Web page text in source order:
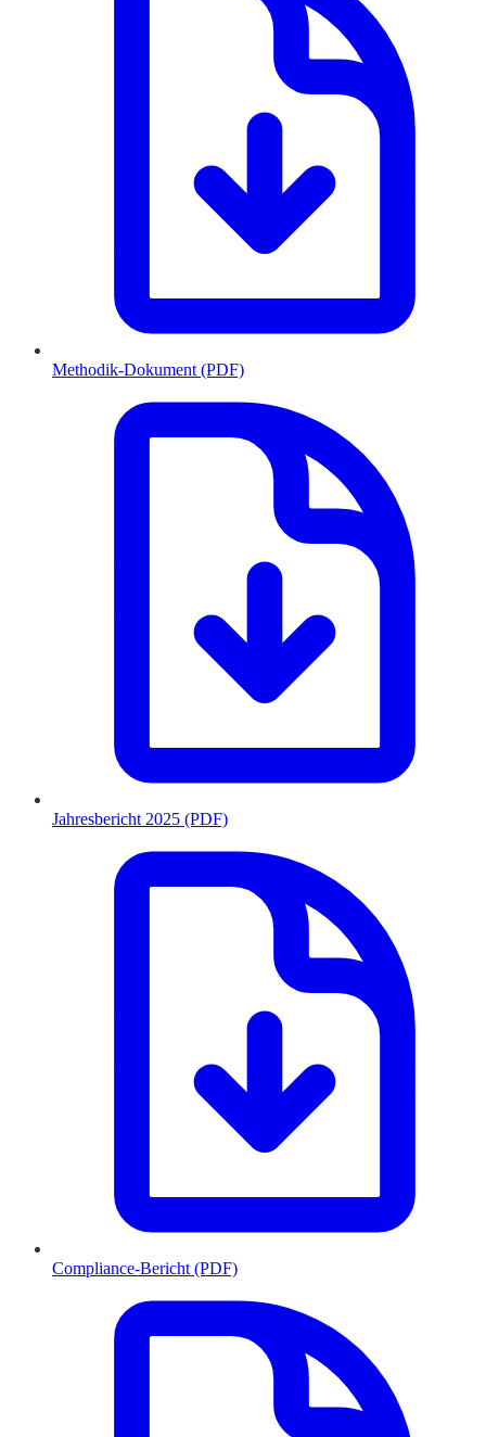
Methodik-Dokument (PDF)
Jahresbericht 2025 (PDF)
Compliance-Bericht (PDF)